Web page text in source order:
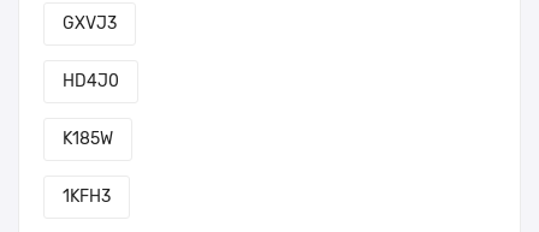
GXVJ3
HD4J0
K185W
1KFH3